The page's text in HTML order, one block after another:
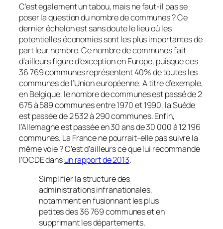
C’est également un tabou, mais ne faut-il pas se
poser la question du nombre de communes ? Ce
dernier échelon est sans doute le lieu où les
potentielles économies sont les plus importantes de
part leur nombre. Ce nombre de communes fait
d’ailleurs figure d’exception en Europe, puisque ces
36 769 communes représentent 40% de toutes les
communes de l’Union européenne. A titre d’exemple,
en Belgique, le nombre de communes est passé de 2
675 à 589 communes entre 1970 et 1990, la Suède
est passée de 2 532 à 290 communes. Enfin,
l’Allemagne est passée en 30 ans de 30 000 à 12 196
communes. La France ne pourrait-elle pas suivre la
même voie ? C’est d’ailleurs ce que lui recommande
l’OCDE dansun rapport de 2013.
Simplifier la structure des
administrations infranationales,
notamment en fusionnant les plus
petites des 36 769 communes et en
supprimant les départements,